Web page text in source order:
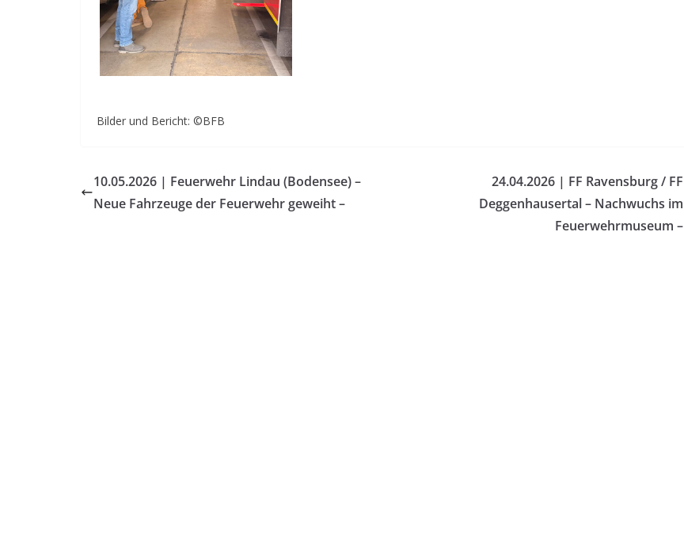
Bilder und Bericht: ©BFB
10.05.2026 | Feuerwehr Lindau (Bodensee) –
Neue Fahrzeuge der Feuerwehr geweiht –
24.04.2026 | FF Ravensburg / FF
Deggenhausertal – Nachwuchs im
Feuerwehrmuseum –